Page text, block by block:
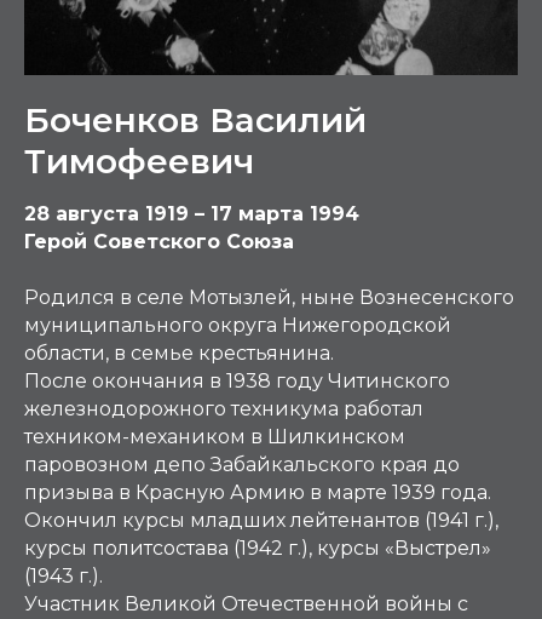
Боченков Василий
Тимофеевич
28 августа 1919 – 17 марта 1994
Герой Советского Союза
Родился в селе Мотызлей, ныне Вознесенского
муниципального округа Нижегородской
области, в семье крестьянина.
После окончания в 1938 году Читинского
железнодорожного техникума работал
техником-механиком в Шилкинском
паровозном депо Забайкальского края до
призыва в Красную Армию в марте 1939 года.
Окончил курсы младших лейтенантов (1941 г.),
курсы политсостава (1942 г.), курсы «Выстрел»
(1943 г.).
Участник Великой Отечественной войны с